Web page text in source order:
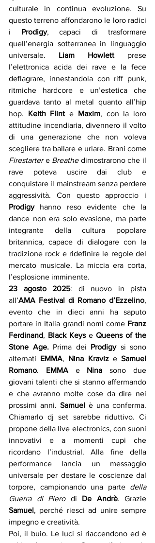
culturale in continua evoluzione. Su
questo terreno affondarono le loro radici
i Prodigy, capaci di trasformare
quell’energia sotterranea in linguaggio
universale. Liam Howlett prese
l’elettronica acida dei rave e la fece
deflagrare, innestandola con riff punk,
ritmiche hardcore e un’estetica che
guardava tanto al metal quanto all’hip
hop. Keith Flint e Maxim, con la loro
attitudine incendiaria, divennero il volto
di una generazione che non voleva
Firestarter e Breathe dimostrarono che il
rave poteva uscire dai club e
conquistare il mainstream senza perdere
Prodigy hanno reso evidente che la
dance non era solo evasione, ma parte
integrante della cultura popolare
britannica, capace di dialogare con la
tradizione rock e ridefinire le regole del
mercato musicale. La miccia era corta,
l’esplosione imminente.
23 agosto 2025: di nuovo in pista
all’AMA Festival di Romano d’Ezzelino,
evento che in dieci anni ha saputo
portare in Italia grandi nomi come Franz
Ferdinand, Black Keys e Queens of the
Stone Age. Prima dei Prodigy si sono
alternati EMMA, Nina Kraviz e Samuel
Romano. EMMA e Nina sono due
giovani talenti che si stanno affermando
e che avranno molte cose da dire nei
prossimi anni. Samuel è una conferma.
Chiamarlo dj set sarebbe riduttivo. Ci
propone della live electronics, con suoni
innovativi e a momenti cupi che
ricordano l’industrial. Alla fine della
performance lancia un messaggio
universale per destare le coscienze dal
torpore, campionando una parte della
Guerra di Piero di De Andrè
Samuel, perché riesci ad unire sempre
impegno e creatività.
Poi, il buio. Le luci si riaccendono ed è